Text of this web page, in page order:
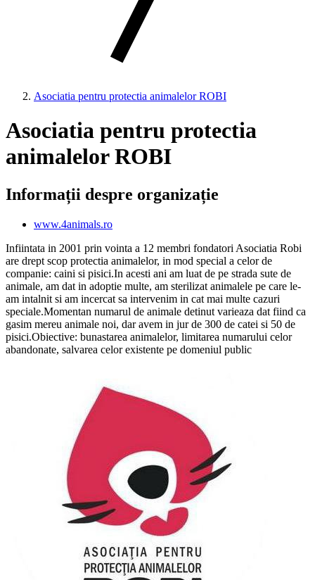
Asociatia pentru protectia animalelor ROBI
Asociatia pentru protectia
animalelor ROBI
Informații despre organizație
www.4animals.ro
Infiintata in 2001 prin vointa a 12 membri fondatori Asociatia Robi
are drept scop protectia animalelor, in mod special a celor de
companie: caini si pisici.In acesti ani am luat de pe strada sute de
animale, am dat in adoptie multe, am sterilizat animalele pe care le-
am intalnit si am incercat sa intervenim in cat mai multe cazuri
speciale.Momentan numarul de animale detinut varieaza dat fiind ca
gasim mereu animale noi, dar avem in jur de 300 de catei si 50 de
pisici.Obiective: bunastarea animalelor, limitarea numarului celor
abandonate, salvarea celor existente pe domeniul public